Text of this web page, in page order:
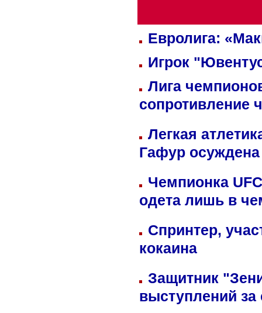
Евролига:
Игрок
Лига
сопротивление
Легкая
Гафур осуждена
Чемпионка
одета лишь в
Спринтер,
кокаина
Защитник
выступлений